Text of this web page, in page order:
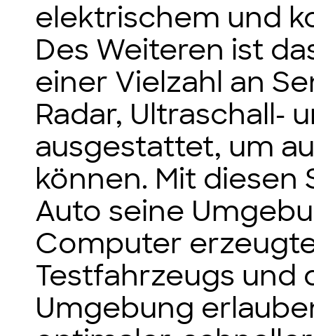
elektrischem und
Des Weiteren ist
einer Vielzahl an
Radar, Ultraschall-
ausgestattet, um
können. Mit diesen
Auto seine
Computer
Testfahrzeugs und
Umgebung